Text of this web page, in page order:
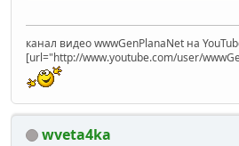
канал видео wwwGenPlanaNet на
[url="http://www.youtube.com/user/
wveta4ka